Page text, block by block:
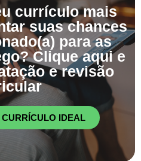
currículo mais
suas chances
para as
Clique aqui e
e revisão
IDEAL